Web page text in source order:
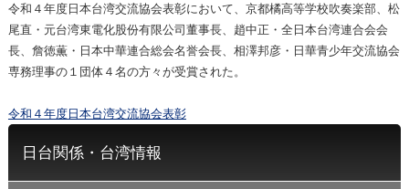
令和４年度日本台湾交流協会表彰において、京都橘高等学校吹奏楽部、松
尾直・元台湾東電化股份有限公司董事長、趙中正・全日本台湾連合会会
長、詹徳薫・日本中華連合総会名誉会長、相澤邦彦・日華青少年交流協会
専務理事の１団体４名の方々が受賞された。
令和４年度日本台湾交流協会表彰
日台関係・台湾情報